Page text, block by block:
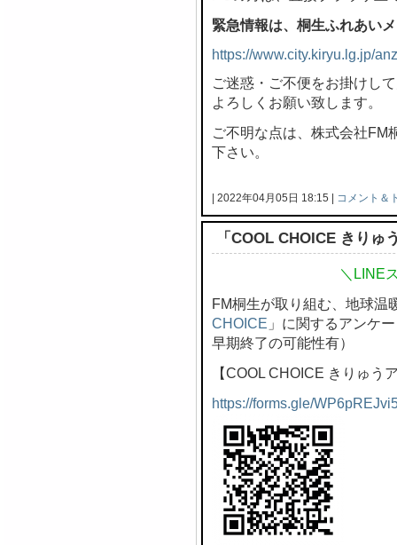
緊急情報は、桐生ふれあい
https://www.city.kiryu.lg.jp/
ご迷惑・ご不便をお掛けし
よろしくお願い致します。
ご不明な点は、株式会社FM
下さい。
| 2022年04月05日 18:15 | コメント＆
「COOL CHOICE きり
＼LINE
FM桐生が取り組む、地球温
CHOICE 」に関するアンケ
早期終了の可能性有）
【COOL CHOICE きりゅう
https://forms.gle/